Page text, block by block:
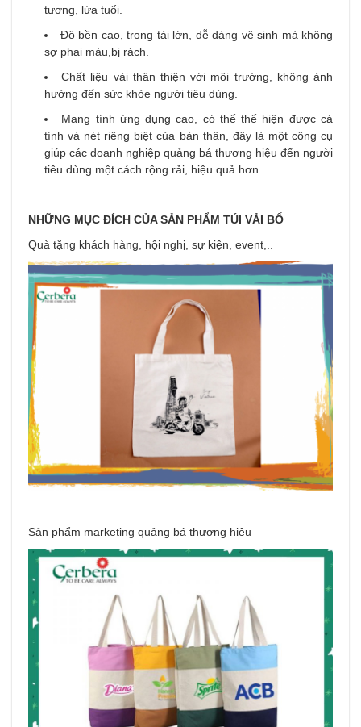
tượng, lứa tuổi.
Độ bền cao, trọng tải lớn, dễ dàng vệ sinh mà không
sợ phai màu,bị rách.
Chất liệu vải thân thiện với môi trường, không ảnh
hưởng đến sức khỏe người tiêu dùng.
Mang tính ứng dụng cao, có thể thể hiện được cá
tính và nét riêng biệt của bản thân, đây là một công cụ
giúp các doanh nghiệp quảng bá thương hiệu đến người
tiêu dùng một cách rộng rải, hiệu quả hơn.
NHỮNG MỤC ĐÍCH CỦA SẢN PHẨM TÚI VẢI BỐ
Quà tặng khách hàng, hội nghị, sự kiện, event,..
Sản phẩm marketing quảng bá thương hiệu